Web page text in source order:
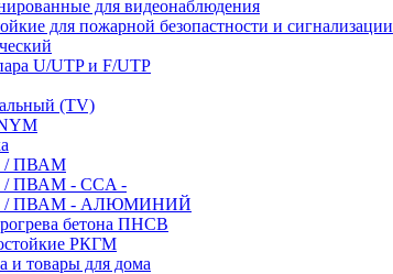
для видеонаблюдения
для пожарной безопастности и сигнализации
U/UTP и F/UTP
(TV)
/ ПВАМ
/ ПВАМ - CCA -
/ ПВАМ - АЛЮМИНИЙ
бетона ПНСВ
РКГМ
и товары для дома